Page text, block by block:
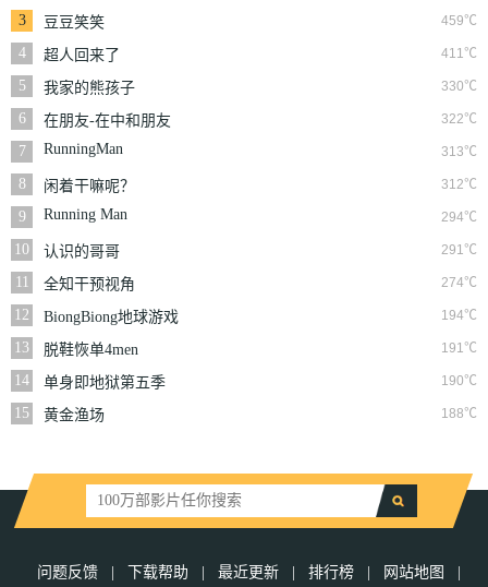
3
459℃
豆豆笑笑
4
411℃
超人回来了
5
330℃
我家的熊孩子
6
322℃
在朋友-在中和朋友
们
7 313℃
RunningMan
8 312℃
闲着干嘛呢？
9
294℃
Running Man
10 291℃
认识的哥哥
11
274℃
全知干预视角
12
194℃
BiongBiong地球游戏
厅第三季
13 191℃
脱鞋恢单4men
14
190℃
单身即地狱第五季
15
188℃
黄金渔场
问题反馈 下载帮助 最近更新 排行榜 网站地图